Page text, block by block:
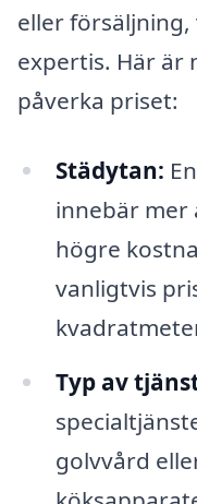
eller
expertis. Här är
påverka priset:
Städytan:
innebär mer
högre
vanligtvis
Typ av
golvvård